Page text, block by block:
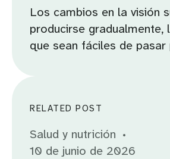
Los cambios en la visión
producirse gradualmente,
que sean fáciles de
RELATED POST
Salud y nutrición
10 de junio de 2026